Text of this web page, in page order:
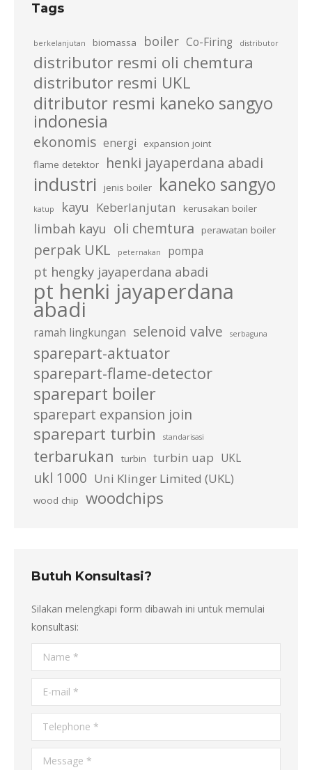
Tags
berkelanjutan biomassa boiler Co-Firing distributor
distributor resmi oli chemtura
distributor resmi UKL
ditributor resmi kaneko sangyo
indonesia
ekonomis energi
expansion joint
flame detektor
henki jayaperdana abadi
industri jenis boiler kaneko sangyo
katup kayu Keberlanjutan kerusakan boiler
limbah kayu oli chemtura perawatan boiler
perpak UKL peternakan pompa
pt hengky jayaperdana abadi
pt henki jayaperdana
abadi
ramah lingkungan selenoid valve serbaguna
sparepart-aktuator
sparepart-flame-detector
sparepart boiler
sparepart expansion join
sparepart turbin standarisasi
terbarukan turbin turbin uap UKL
ukl 1000 Uni Klinger Limited (UKL)
wood chip woodchips
Butuh Konsultasi?
Silakan melengkapi form dibawah ini untuk memulai
konsultasi:
Name *
E-mail *
Telephone *
Message *